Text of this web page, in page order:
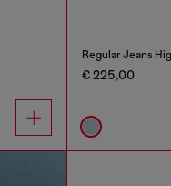
Regular Jeans
€ 225,00